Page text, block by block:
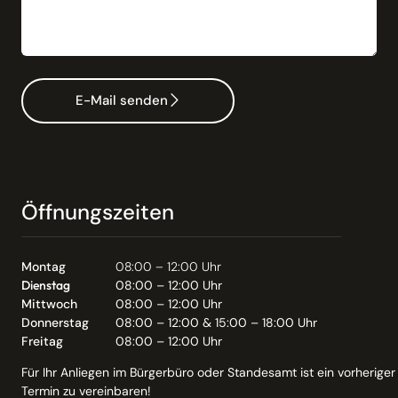
E-Mail senden
Öffnungszeiten
Montag
08:00 – 12:00 Uhr
Dienstag
08:00 – 12:00 Uhr
Mittwoch
08:00 – 12:00 Uhr
Donnerstag
08:00 – 12:00 & 15:00 – 18:00 Uhr
Freitag
08:00 – 12:00 Uhr
Für Ihr Anliegen im Bürgerbüro oder Standesamt ist ein vorheriger
Termin zu vereinbaren!